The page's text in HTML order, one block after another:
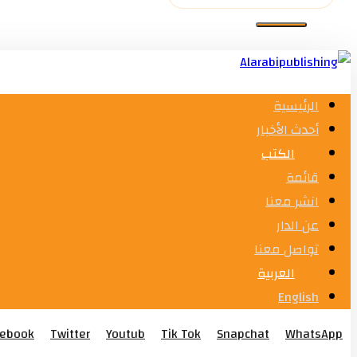
الرئيسية
أحدث الأخبار
الكتب
قائمة
انشر معنا
عن الدار
تواصل معنا
العربية
English
Twitter Youtub Tik Tok Snapchat
WhatsApp